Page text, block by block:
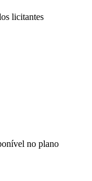
licitantes
no plano